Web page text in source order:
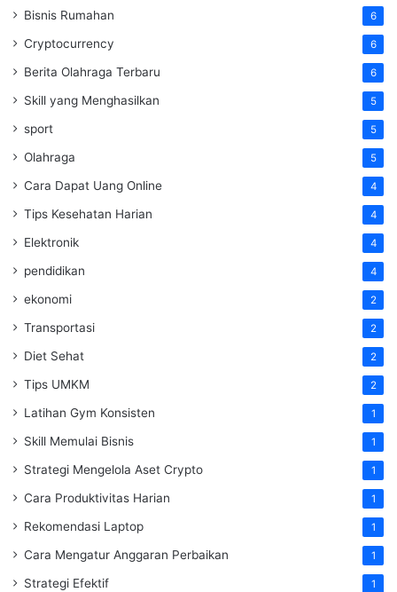
Bisnis Rumahan 6
Cryptocurrency 6
Berita Olahraga Terbaru 6
Skill yang Menghasilkan 5
sport 5
Olahraga 5
Cara Dapat Uang Online 4
Tips Kesehatan Harian 4
Elektronik 4
pendidikan 4
ekonomi 2
Transportasi 2
Diet Sehat 2
Tips UMKM 2
Latihan Gym Konsisten 1
Skill Memulai Bisnis 1
Strategi Mengelola Aset Crypto 1
Cara Produktivitas Harian 1
Rekomendasi Laptop 1
Cara Mengatur Anggaran Perbaikan 1
Strategi Efektif 1